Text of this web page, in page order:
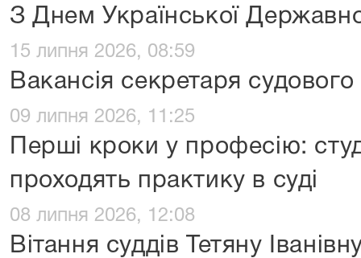
З Днем Української
15 липня 2026, 08:59
Вакансія секретаря судового
09 липня 2026, 11:25
Перші кроки у професію:
проходять практику в суді
08 липня 2026, 12:08
Вітання суддів Тетяну